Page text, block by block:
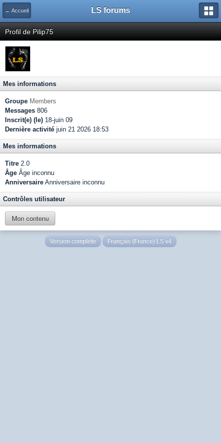
← Accueil LS forums
Profil de Pilip75
Mes informations
Groupe Members
Messages 806
Inscrit(e) (le) 18-juin 09
Dernière activité juin 21 2026 18:53
Mes informations
Titre 2.0
Âge Âge inconnu
Anniversaire Anniversaire inconnu
Contrôles utilisateur
Mon contenu
Version complète Français (France) LS v4